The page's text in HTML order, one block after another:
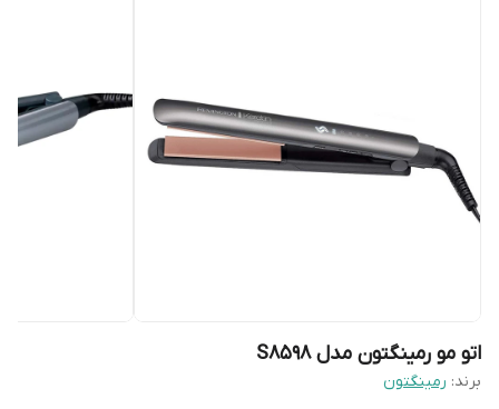
اتو مو رمینگتون مدل S8598
برند: رمینگتون